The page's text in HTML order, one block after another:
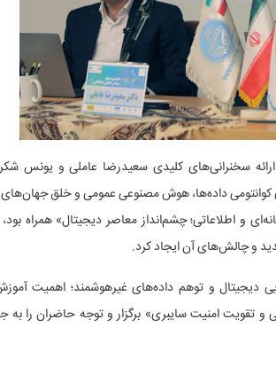
سخنرانی‌های کلیدی سعیدرضا عاملی و یونس
داده‌ها، هوش مصنوعی عمومی و خلق
و اطلاعاتی؛ چشم‌انداز معاصر دیجیتال» همراه
و چالش‌های آن ایجاد کرد.
دیجیتال و توهم داده‌های غیرهوشمند؛ اهمیت
امنیت سایبری» برگزار و توجه حاضران را به